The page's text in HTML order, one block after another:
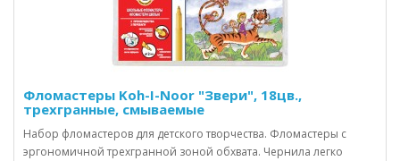
Фломастеры Koh-I-Noor "Звери", 18цв.,
трехгранные, смываемые
Набор фломастеров для детского творчества. Фломастеры с
эргономичной трехгранной зоной обхвата. Чернила легко